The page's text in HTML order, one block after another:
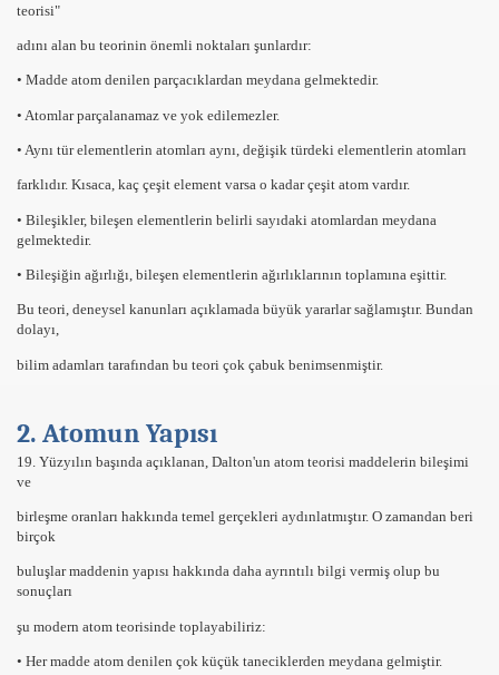
teorisi"
adını alan bu teorinin önemli noktaları şunlardır:
• Madde atom denilen parçacıklardan meydana gelmektedir.
• Atomlarparçalanamaz ve yok edilemezler.
• Aynı tür elementlerin atomları aynı değişik türdeki elementlerin atomları
farklıdır. Kısaca, kaç çeşit element varsa o kadar çeşit atom vardır.
• Bileşikler, bileşen elementlerin belirli sayıdaki atomlardan meydana
gelmektedir.
• Bileşiğin ağırlığı , bileşen elementlerin ağırlıklarının toplamına eşittir.
Bu teori, deneysel kanunları açıklamada büyük yararlar sağlamıştır. Bundan
dolayı,
bilim adamları tarafından bu teori çok çabuk benimsenmiştir.
2. Atomun Yapısı
19. Yüzyılın başında açıklanan, Dalton'un atom teorisi maddelerin bileşimi
ve
birleşme oranları hakkında temel gerçekleri aydınlatmıştır. O zamandan beri
birçok
buluşlar maddenin yapısı hakkında daha ayrıntılı bilgi vermiş olup bu
sonuçları
şu modern atom teorisinde toplayabiliriz:
• Her madde atom denilen çok küçük taneciklerden meydana gelmiştir.